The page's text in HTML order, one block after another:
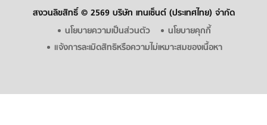
สงวนลิขสิทธิ์ © 2569 บริษัท เทนเซ็นต์ (ประเทศไทย) จำกัด
นโยบายความเป็นส่วนตัว
นโยบายคุกกี้
แจ้งการละเมิดสิทธิหรือความไม่เหมาะสมของเนื้อหา